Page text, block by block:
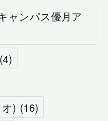
ャンパス優月ア
(4)
) (16)